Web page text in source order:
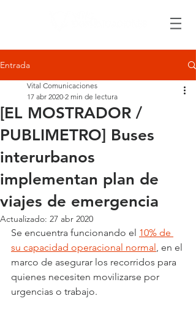
Entrada
[EL MOSTRADOR /
PUBLIMETRO] Buses
interurbanos
implementan plan de
viajes de emergencia
Vital Comunicaciones
17 abr 2020 2 min de lectura
Actualizado: 27 abr 2020
Se encuentra funcionando el 10% de
su capacidad operacional normal, en el
marco de asegurar los recorridos para
quienes necesiten movilizarse por
urgencias o trabajo.